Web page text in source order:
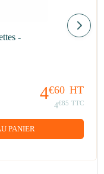
-
4€60 HT
4€85 TTC
PANIER